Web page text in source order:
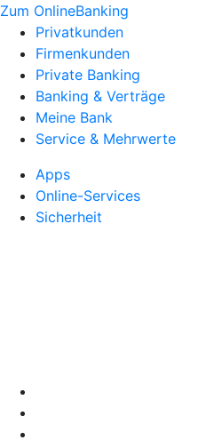
Zum OnlineBanking
Privatkunden
Firmenkunden
Private Banking
Banking & Verträge
Meine Bank
Service & Mehrwerte
Apps
Online-Services
Sicherheit